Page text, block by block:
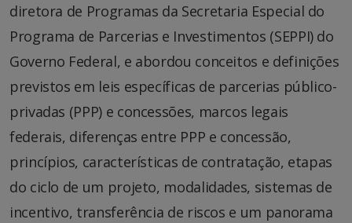
diretora de Programas da Secretaria Especial do
Programa de Parcerias e Investimentos (SEPPI) do
Governo Federal, e abordou conceitos e definições
previstos em leis específicas de parcerias público-
privadas (PPP) e concessões, marcos legais
federais, diferenças entre PPP e concessão,
princípios, características de contratação, etapas
do ciclo de um projeto, modalidades, sistemas de
incentivo, transferência de riscos e um panorama